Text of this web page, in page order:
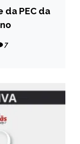
PEC da
7